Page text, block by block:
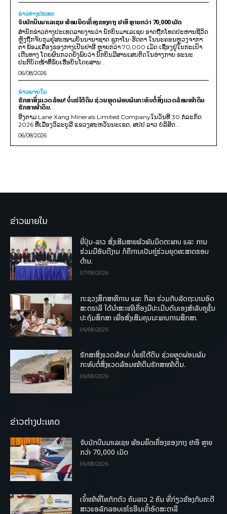
ຂ່າວຕ່າງປະເທດ
ຈັບນັກບິນມາເລເຊຍ ພ້ອມຍຶດເຄື່ອງຂອງກາງ ຢາອີ ຫຼາຍກວ່າ 70,000 ເມັດ
ສຳນັກຂ່າວຕ່າງປະເທດລາຍງານວ່າ ນັກບິນມາເລເຊຍ ອາດຖືກໂທດປະຫານຊີວິດ
ຫຼັງຖືກຈັບກຸມຢູ່ສະໜາມບິນນານາຊາດ ຊູກາໂນ-ຮັດຕາ ໃນນະຄອນຫຼວງຈາກາ
ຕາ ພ້ອມເຄື່ອງຂອງກາງເປັນຢາອີ ຫຼາຍກວ່າ 70,000 ເມັດ ເຊື່ອງຢູ່ໃນກະເປົາ
ເດີນທາງ ໂດຍຜົນກວດຍັງພົບວ່າ ນັກບິນມີສານເສບຕິດໃນຮ່າງກາຍ ຂະນະ
ປະຕິບັດໜ້າທີ່ຂັບເຮືອບິນໂດຍສານ...
06/08/2026
ຂ່າວພາຍ​ໃນ
ຮັກສາສິ່ງແວດລ້ອມ! ບໍ່ແຮ່ໃຕ້ດິນ ຊ່ວຍຫຼຸດຜ່ອນຜົນກະທົບຕໍ່ສິ່ງແວດລ້ອມໜ້າດິນ
ຮັກສາໜ້າດິນ.
ອີງຕາມ Lane Xang Minerals Limited Companyໃນວັນທີ 30 ກໍລະກົດ
2026 ທີ່ເມືອງວິລະບູລີ ແຂວງສະຫວັນນະເຂດ, ສປປ ລາວ ບໍລິສັດ...
06/08/2026
ຂ່າວພາຍໃນ
ຍີ່ປຸ່ນ-ລາວ ສົ່ງເສີມສາຍພົວພັນມິດຕະພາບ ແລະ ການ
ຮ່ວມມືອັນດີງາມ ກໍຄືການເປັນຄູ່ຮ່ວມຍຸດທະສາດຮອບ
ດ້ານ.
07/08/2026
ກະຊວງສຶກສາທິການ ແລະ ກິລາ ຮ່ວມກັບລັດຖະບານອົດ
ສະຕຣາລີ ໄດ້ນຳສະເໜີເຄື່ອງມືປະເມີນຕົນເອງສຳລັບຄູຊັ້ນ
ປະຖົມສຶກສາ ເພື່ອສົ່ງເສີມຄຸນນະພາບການສຶກສາ.
06/08/2026
ຮັກສາສິ່ງແວດລ້ອມ! ບໍ່ແຮ່ໃຕ້ດິນ ຊ່ວຍຫຼຸດຜ່ອນຜົນ
ກະທົບຕໍ່ສິ່ງແວດລ້ອມໜ້າດິນຮັກສາໜ້າດິນ.
06/08/2026
ຂ່າວຕ່າງປະເທດ
ຈັບນັກບິນມາເລເຊຍ ພ້ອມຍຶດເຄື່ອງຂອງກາງ ຢາອີ ຫຼາຍ
ກວ່າ 70,000 ເມັດ
06/08/2026
ເຈົ້າໜ້າທີ່ໄທກັກຕົວ ຄົນລາວ 2 ຄົນ ທີ່ກ່ຽວຂ້ອງກັບຄະດີ
ສາວແອລັກລອບເຮໂຣອີນເຂົ້າອົດສະຕາລີ